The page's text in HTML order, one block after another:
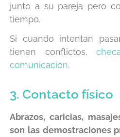
junto a su pareja pero
tiempo.
Si cuando intentan
tienen conflictos,
comunicación.
3. Contacto físico
Abrazos, caricias,
son las demostraciones